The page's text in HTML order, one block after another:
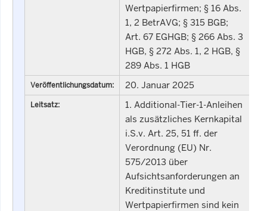
Wertpapierfirmen; § 16 Abs.
1, 2 BetrAVG; § 315 BGB;
Art. 67 EGHGB; § 266 Abs. 3
HGB, § 272 Abs. 1, 2 HGB, §
289 Abs. 1 HGB
Veröffentlichungsdatum: 20. Januar 2025
Leitsatz:
1. Additional-Tier-1-Anleihen
als zusätzliches Kernkapital
i.S.v. Art. 25, 51 ff. der
Verordnung (EU) Nr.
575/2013 über
Aufsichtsanforderungen an
Kreditinstitute und
Wertpapierfirmen sind kein